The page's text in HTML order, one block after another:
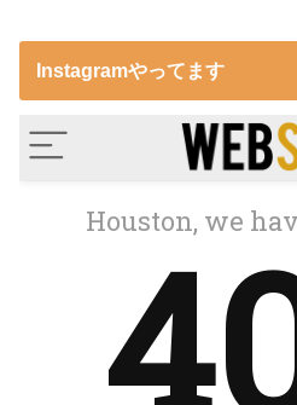
Instagramやってます